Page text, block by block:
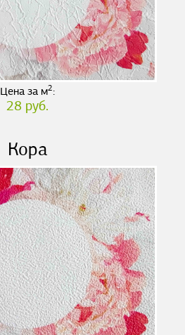
Цена за м2:
28 руб.
Кора